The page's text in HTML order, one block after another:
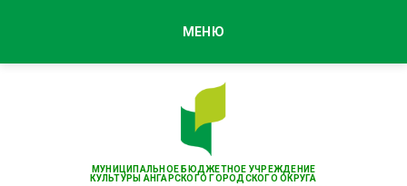
МУНИЦИПАЛЬНОЕ БЮДЖЕТНОЕ УЧРЕЖДЕНИЕ
КУЛЬТУРЫ АНГАРСКОГО ГОРОДСКОГО ОКРУГА
МЕНЮ